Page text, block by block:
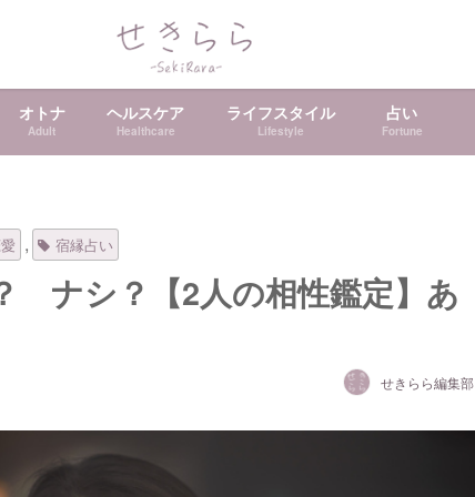
オトナ
Adult
ヘルスケア
Healthcare
ライフスタイル
Lifestyle
占い
Fortune
, 宿縁占い
ナシ？【2人の相性鑑定】あ
せきらら編集部